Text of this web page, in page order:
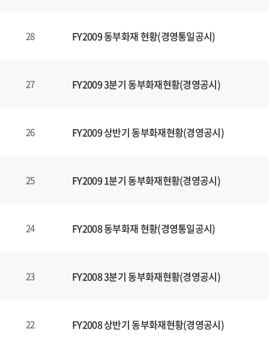
28 FY2009 동부화재 현황(경영통일공시)
27 FY2009 3분기 동부화재현황(경영공시)
26 FY2009 상반기 동부화재현황(경영공시)
25 FY2009 1분기 동부화재현황(경영공시)
24 FY2008 동부화재 현황(경영통일공시)
23 FY2008 3분기 동부화재현황(경영공시)
22 FY2008 상반기 동부화재현황(경영공시)